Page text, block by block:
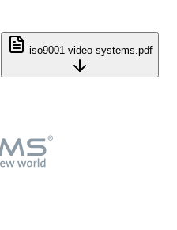
iso9001-video-systems.pdf